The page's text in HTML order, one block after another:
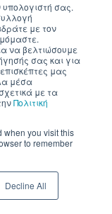
υπολογιστή σας.
με τον
να βελτιώσουμε
σας και για
μας
μέσα
με τα
Πολιτική
when you visit this
to remember
Decline All